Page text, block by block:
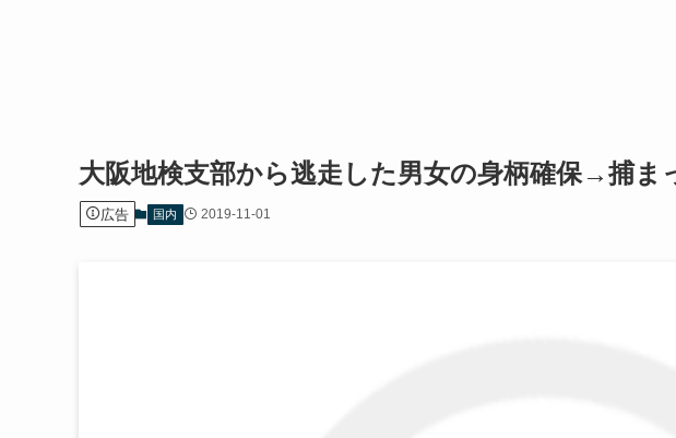
大阪地検支部から逃走した男女の身柄確保→捕ま
広告 国内 2019-11-01